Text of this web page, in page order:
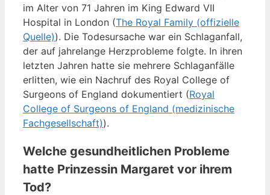
im Alter von 71 Jahren im King Edward VII
Hospital in London (The Royal Family (offizielle
Quelle)). Die Todesursache war ein Schlaganfall,
der auf jahrelange Herzprobleme folgte. In ihren
letzten Jahren hatte sie mehrere Schlaganfälle
erlitten, wie ein Nachruf des Royal College of
Surgeons of England dokumentiert (Royal
College of Surgeons of England (medizinische
Fachgesellschaft)).
Welche gesundheitlichen Probleme
hatte Prinzessin Margaret vor ihrem
Tod?